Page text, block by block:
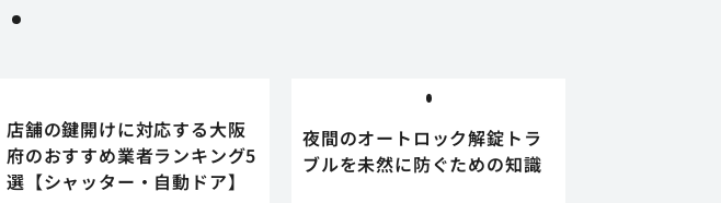
店舗の鍵開けに対応する大阪
府のおすすめ業者ランキング5
選【シャッター・自動ドア】
夜間のオートロック解錠トラ
ブルを未然に防ぐための知識